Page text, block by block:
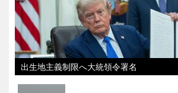
出生地主義制限へ大統領令署名